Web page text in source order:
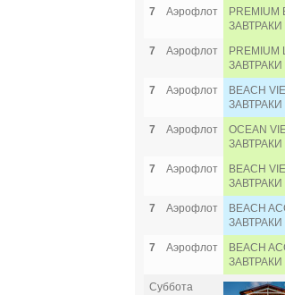
7 Аэрофлот
PREMIUM
7 Аэрофлот
PREMIUM
7 Аэрофлот
BEACH
ЗАВТРАКИ
7 Аэрофлот
OCEAN
7 Аэрофлот
BEACH
7 Аэрофлот
BEACH
ЗАВТРАКИ
7 Аэрофлот
BEACH
Суббота